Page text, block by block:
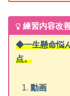
練習内容改
◆一生懸命悩
点。
動画